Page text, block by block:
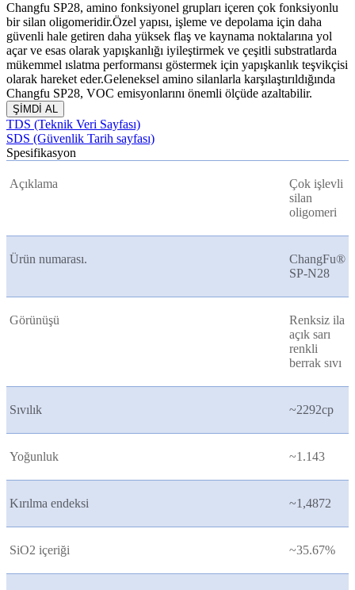
Changfu SP28, amino fonksiyonel grupları içeren çok fonksiyonlu
bir silan oligomeridir.Özel yapısı, işleme ve depolama için daha
güvenli hale getiren daha yüksek flaş ve kaynama noktalarına yol
açar ve esas olarak yapışkanlığı iyileştirmek ve çeşitli substratlarda
mükemmel ıslatma performansı göstermek için yapışkanlık teşvikçisi
olarak hareket eder.Geleneksel amino silanlarla karşılaştırıldığında
Changfu SP28, VOC emisyonlarını önemli ölçüde azaltabilir.
ŞİMDİ AL
TDS (Teknik Veri Sayfası)
SDS (Güvenlik Tarih sayfası)
Spesifikasyon
Açıklama
Çok işlevli
silan
oligomeri
Ürün numarası.
ChangFu®
SP-N28
Görünüşü
Renksiz ila
açık sarı
renkli
berrak sıvı
Sıvılık ~2292cp
Yoğunluk ~1.143
Kırılma endeksi ~1,4872
SiO2 içeriği ~35.67%